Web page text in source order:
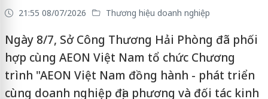
21:55 08/07/2026 Thương hiệu doanh nghiệp
Ngày 8/7, Sở Công Thương Hải Phòng đã phối
hợp cùng AEON Việt Nam tổ chức Chương
trình "AEON Việt Nam đồng hành - phát triển
cùng doanh nghiệp địa phương và đối tác kinh